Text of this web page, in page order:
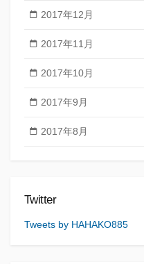
2017年12月
2017年11月
2017年10月
2017年9月
2017年8月
Twitter
Tweets by HAHAKO885